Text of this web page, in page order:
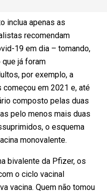
inclua apenas as
recomendam
19 em dia – tomando,
já foram
por exemplo, a
começou em 2021 e, até
composto pelas duas
pelo menos mais duas
o esquema
monovalente.
bivalente da Pfizer, os
o ciclo vacinal
vacina. Quem não tomou